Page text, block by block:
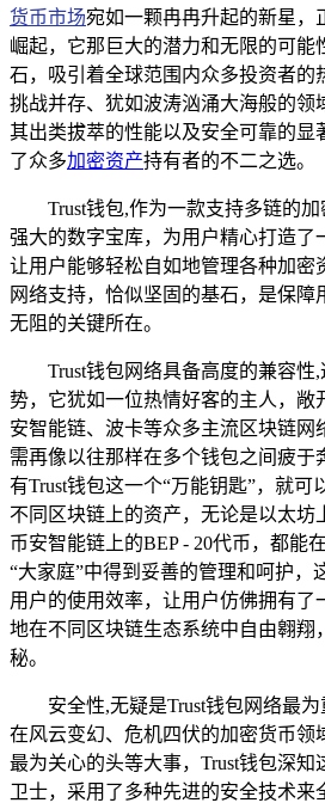
货币市场宛如一颗冉冉升起的新星，
崛起，它那巨大的潜力和无限的可能
石，吸引着全球范围内众多投资者的
挑战并存、犹如波涛汹涌大海般的领
其出类拔萃的性能以及安全可靠的显
了众多加密资产持有者的不二之选。
Trust钱包,作为一款支持多链的
强大的数字宝库，为用户精心打造了
让用户能够轻松自如地管理各种加密
网络支持，恰似坚固的基石，是保障
无阻的关键所在。
Trust钱包网络具备高度的兼容性
势，它犹如一位热情好客的主人，敞
安智能链、波卡等众多主流区块链网
需再像以往那样在多个钱包之间疲于
有Trust钱包这一个“万能钥匙”，就可
不同区块链上的资产，无论是以太坊
币安智能链上的BEP - 20代币，都能
“大家庭”中得到妥善的管理和呵护，
用户的使用效率，让用户仿佛拥有了
地在不同区块链生态系统中自由翱翔
秘。
安全性,无疑是Trust钱包网络最为
在风云变幻、危机四伏的加密货币领
最为关心的头等大事，Trust钱包深知
卫士，采用了多种先进的安全技术来